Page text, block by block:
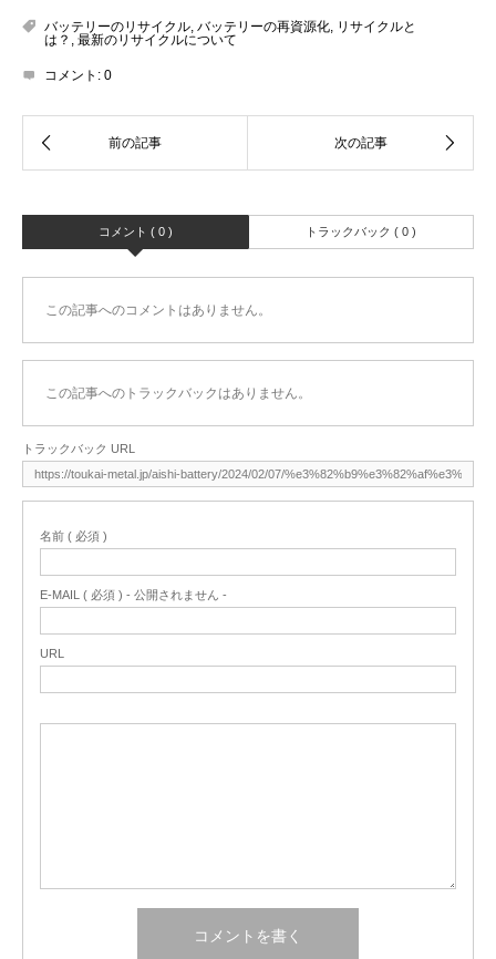
バッテリーのリサイクル バッテリーの再資源化 リサイクルと
は？
最新のリサイクルについて
コメント: 0
コメント ( 0 ) トラックバック ( 0 )
この記事へのコメントはありません。
この記事へのトラックバックはありません。
トラックバック URL
名前 ( 必須 )
E-MAIL ( 必須 ) - 公開されません -
URL